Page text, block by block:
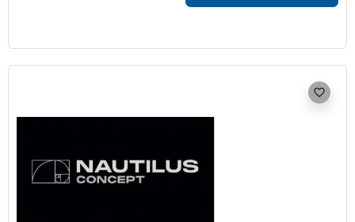
favorite_border